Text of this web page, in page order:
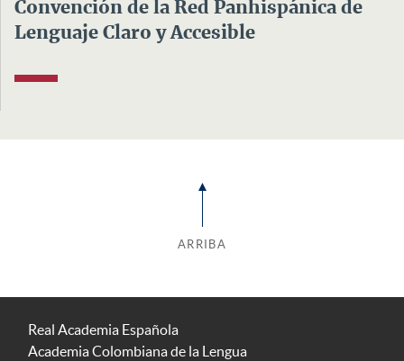
Convención de la Red Panhispánica de
Lenguaje Claro y Accesible
ARRIBA
Real Academia Española
Academia Colombiana de la Lengua